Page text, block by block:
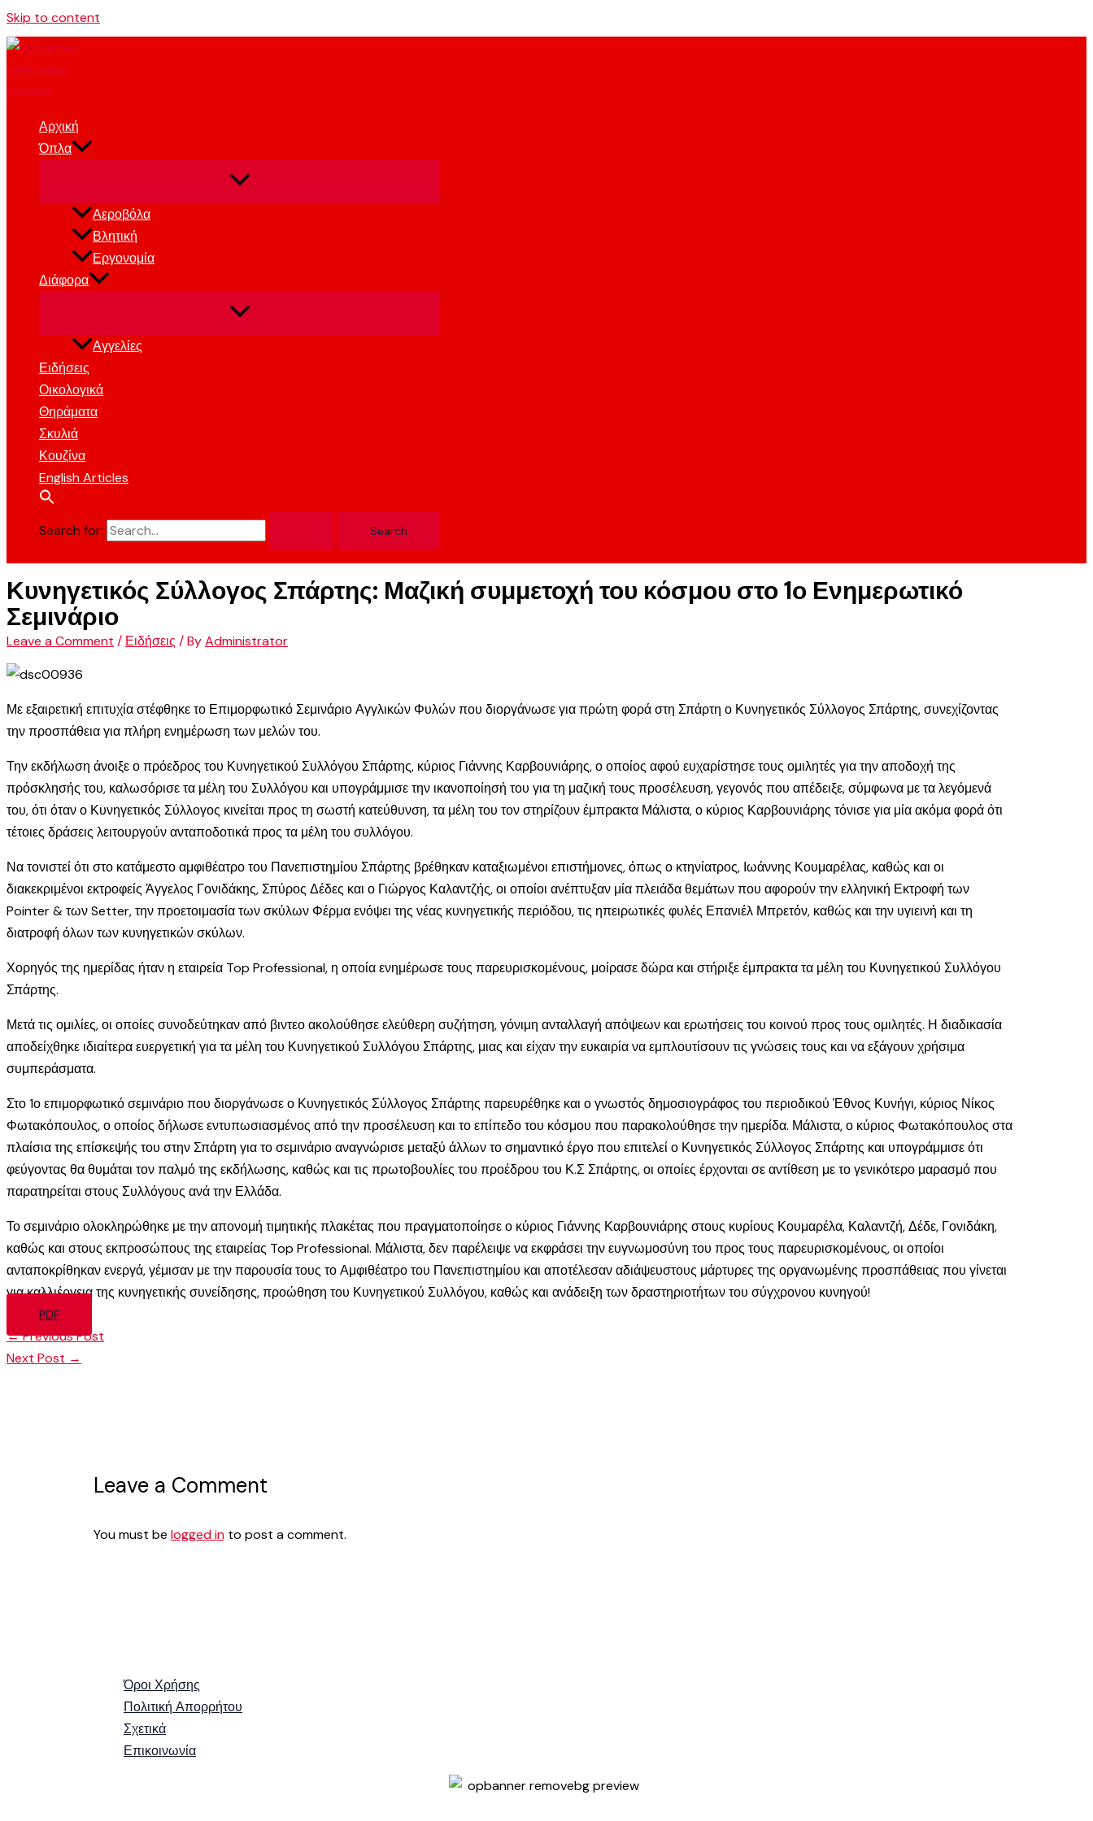
Skip to content
Αρχική
Όπλα
Αεροβόλα
Βλητική
Εργονομία
Διάφορα
Αγγελίες
Ειδήσεις
Οικολογικά
Θηράματα
Σκυλιά
Κουζίνα
English Articles
Search for:
Κυνηγετικός Σύλλογος Σπάρτης: Μαζική συμμετοχή του κόσμου στο 1ο Ενημερωτικό
Σεμινάριο
Leave a Comment / Ειδήσεις / ByAdministrator
Με εξαιρετική επιτυχία στέφθηκε το Επιμορφωτικό Σεμινάριο Αγγλικών Φυλών που διοργάνωσε για πρώτη φορά στη Σπάρτη ο Κυνηγετικός Σύλλογος Σπάρτης, συνεχίζοντας
την προσπάθεια για πλήρη ενημέρωση των μελών του.
Την εκδήλωση άνοιξε ο πρόεδρος του Κυνηγετικού Συλλόγου Σπάρτης, κύριος Γιάννης Καρβουνιάρης, ο οποίος αφού ευχαρίστησε τους ομιλητές για την αποδοχή της
πρόσκλησής του, καλωσόρισε τα μέλη του Συλλόγου και υπογράμμισε την ικανοποίησή του για τη μαζική τους προσέλευση, γεγονός που απέδειξε, σύμφωνα με τα λεγόμενά
του, ότι όταν ο Κυνηγετικός Σύλλογος κινείται προς τη σωστή κατεύθυνση, τα μέλη του τον στηρίζουν έμπρακτα Μάλιστα, ο κύριος Καρβουνιάρης τόνισε για μία ακόμα φορά ότι
τέτοιες δράσεις λειτουργούν ανταποδοτικά προς τα μέλη του συλλόγου.
Να τονιστεί ότι στο κατάμεστο αμφιθέατρο του Πανεπιστημίου Σπάρτης βρέθηκαν καταξιωμένοι επιστήμονες, όπως ο κτηνίατρος, Ιωάννης Κουμαρέλας, καθώς και οι
διακεκριμένοι εκτροφείς Άγγελος Γονιδάκης, Σπύρος Δέδες και ο Γιώργος Καλαντζής, οι οποίοι ανέπτυξαν μία πλειάδα θεμάτων που αφορούν την ελληνική Εκτροφή των
Pointer & των Setter, την προετοιμασία των σκύλων Φέρμα ενόψει της νέας κυνηγετικής περιόδου, τις ηπειρωτικές φυλές Επανιέλ Μπρετόν, καθώς και την υγιεινή και τη
διατροφή όλων των κυνηγετικών σκύλων.
Χορηγός της ημερίδας ήταν η εταιρεία Top Professional, η οποία ενημέρωσε τους παρευρισκομένους, μοίρασε δώρα και στήριξε έμπρακτα τα μέλη του Κυνηγετικού Συλλόγου
Σπάρτης.
Μετά τις ομιλίες, οι οποίες συνοδεύτηκαν από βιντεο ακολούθησε ελεύθερη συζήτηση, γόνιμη ανταλλαγή απόψεων και ερωτήσεις του κοινού προς τους ομιλητές. Η διαδικασία
αποδείχθηκε ιδιαίτερα ευεργετική για τα μέλη του Κυνηγετικού Συλλόγου Σπάρτης, μιας και είχαν την ευκαιρία να εμπλουτίσουν τις γνώσεις τους και να εξάγουν χρήσιμα
συμπεράσματα.
Στο 1ο επιμορφωτικό σεμινάριο που διοργάνωσε ο Κυνηγετικός Σύλλογος Σπάρτης παρευρέθηκε και ο γνωστός δημοσιογράφος του περιοδικού Έθνος Κυνήγι, κύριος Νίκος
Φωτακόπουλος, ο οποίος δήλωσε εντυπωσιασμένος από την προσέλευση και το επίπεδο του κόσμου που παρακολούθησε την ημερίδα. Μάλιστα, ο κύριος Φωτακόπουλος στα
πλαίσια της επίσκεψής του στην Σπάρτη για το σεμινάριο αναγνώρισε μεταξύ άλλων το σημαντικό έργο που επιτελεί ο Κυνηγετικός Σύλλογος Σπάρτης και υπογράμμισε ότι
φεύγοντας θα θυμάται τον παλμό της εκδήλωσης, καθώς και τις πρωτοβουλίες του προέδρου του Κ.Σ Σπάρτης, οι οποίες έρχονται σε αντίθεση με το γενικότερο μαρασμό που
παρατηρείται στους Συλλόγους ανά την Ελλάδα.
Το σεμινάριο ολοκληρώθηκε με την απονομή τιμητικής πλακέτας που πραγματοποίησε ο κύριος Γιάννης Καρβουνιάρης στους κυρίους Κουμαρέλα, Καλαντζή, Δέδε, Γονιδάκη,
καθώς και στους εκπροσώπους της εταιρείας Top Professional. Μάλιστα, δεν παρέλειψε να εκφράσει την ευγνωμοσύνη του προς τους παρευρισκομένους, οι οποίοι
ανταποκρίθηκαν ενεργά, γέμισαν με την παρουσία τους το Αμφιθέατρο του Πανεπιστημίου και αποτέλεσαν αδιάψευστους μάρτυρες της οργανωμένης προσπάθειας που γίνεται
για καλλιέργεια της κυνηγετικής συνείδησης, προώθηση του Κυνηγετικού Συλλόγου, καθώς και ανάδειξη των δραστηριοτήτων του σύγχρονου κυνηγού!
PDF
←Previous Post
Next Post →
Leave a Comment
You must be logged into post a comment.
Όροι Χρήσης
Πολιτική Απορρήτου
Σχετικά
Επικοινωνία